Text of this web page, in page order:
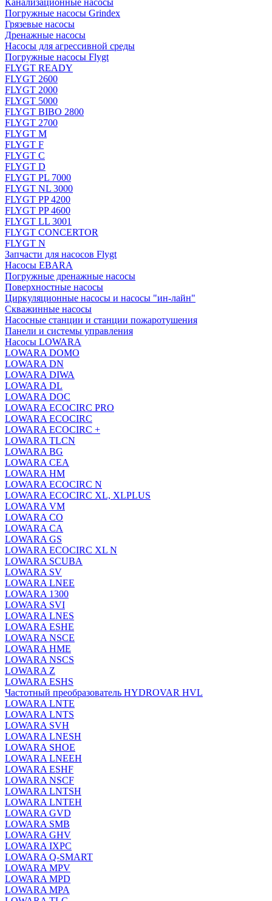
Канализационные насосы
Погружные насосы Grindex
Грязевые насосы
Дренажные насосы
Насосы для агрессивной среды
Погружные насосы Flygt
FLYGT READY
FLYGT 2600
FLYGT 2000
FLYGT 5000
FLYGT BIBO 2800
FLYGT 2700
FLYGT M
FLYGT F
FLYGT C
FLYGT D
FLYGT PL 7000
FLYGT NL 3000
FLYGT PP 4200
FLYGT PP 4600
FLYGT LL 3001
FLYGT CONCERTOR
FLYGT N
Запчасти для насосов Flygt
Насосы EBARA
Погружные дренажные насосы
Поверхностные насосы
Циркуляционные насосы и насосы "ин-лайн"
Скважинные насосы
Насосные станции и станции пожаротушения
Панели и системы управления
Насосы LOWARA
LOWARA DOMO
LOWARA DN
LOWARA DIWA
LOWARA DL
LOWARA DOC
LOWARA ECOCIRC PRO
LOWARA ECOCIRC
LOWARA ECOCIRC +
LOWARA TLCN
LOWARA BG
LOWARA CEA
LOWARA HM
LOWARA ECOCIRC N
LOWARA ECOCIRC XL, XLPLUS
LOWARA VM
LOWARA CO
LOWARA CA
LOWARA GS
LOWARA ECOCIRC XL N
LOWARA SCUBA
LOWARA SV
LOWARA LNEE
LOWARA 1300
LOWARA SVI
LOWARA LNES
LOWARA ESHE
LOWARA NSCE
LOWARA HME
LOWARA NSCS
LOWARA Z
LOWARA ESHS
Частотный преобразователь HYDROVAR HVL
LOWARA LNTE
LOWARA LNTS
LOWARA SVH
LOWARA LNESH
LOWARA SHOE
LOWARA LNEEH
LOWARA ESHF
LOWARA NSCF
LOWARA LNTSH
LOWARA LNTEH
LOWARA GVD
LOWARA SMB
LOWARA GHV
LOWARA IXPС
LOWARA Q-SMART
LOWARA MPV
LOWARA MPD
LOWARA MPA